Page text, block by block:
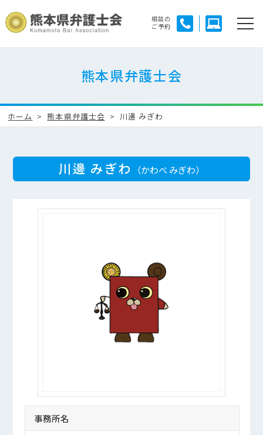
相談の
ご予約
熊本県弁護士会
ホーム 熊本県弁護士会 川邊 みぎわ
川邊 みぎわ （かわべ みぎわ）
事務所名